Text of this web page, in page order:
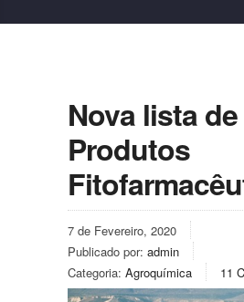
Nova lista de
Produtos
7 de Fevereiro, 2020
Publicado por: admin
Categoria: Agroquímica 11